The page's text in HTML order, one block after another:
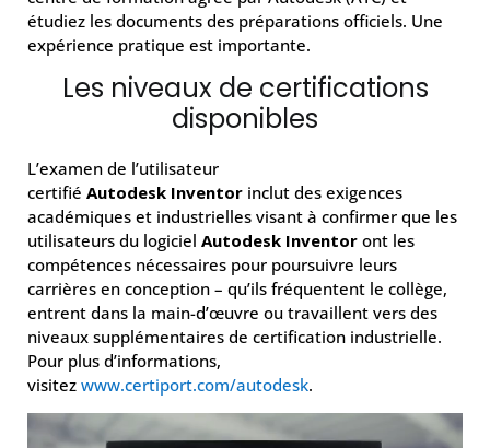
étudiez les documents des préparations officiels. Une
expérience pratique est importante.
Les niveaux de certifications
disponibles
L’examen de l’utilisateur
certifié Autodesk Inventor inclut des exigences
académiques et industrielles visant à confirmer que les
utilisateurs du logiciel Autodesk Inventor ont les
compétences nécessaires pour poursuivre leurs
carrières en conception – qu’ils fréquentent le collège,
entrent dans la main-d’œuvre ou travaillent vers des
niveaux supplémentaires de certification industrielle.
Pour plus d’informations,
visitez www.certiport.com/autodesk.